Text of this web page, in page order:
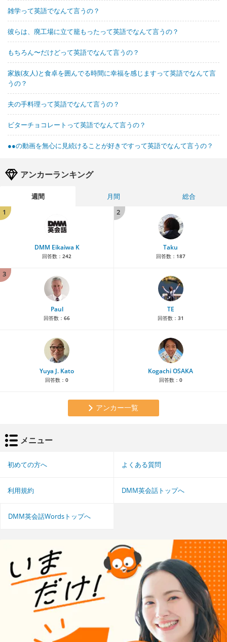
雑学って英語でなんて言うの？
彼らは、廃工場に立て籠もったって英語でなんて言うの？
もちろん〜だけどって英語でなんて言うの？
家族(友人)と食卓を囲んでる時間に幸福を感じますって英語でなんて言
うの？
夫の手料理って英語でなんて言うの？
ビターチョコレートって英語でなんて言うの？
●●の動画を無心に見続けることが好きですって英語でなんて言うの？
アンカーランキング
週間 月間
総合
1
DMM Eikaiwa K
回答数： 242
2
Taku
回答数： 187
3
Paul
回答数： 66
TE
回答数： 31
Yuya J. Kato
回答数： 0
Kogachi OSAKA
回答数： 0
アンカー一覧
メニュー
初めての方へ よくある質問
利用規約 DMM英会話トップへ
DMM英会話Wordsトップへ